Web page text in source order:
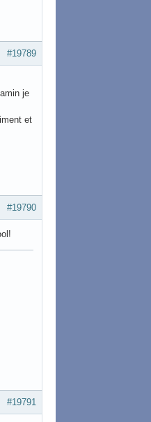
#19789
je
et
#19790
#19791